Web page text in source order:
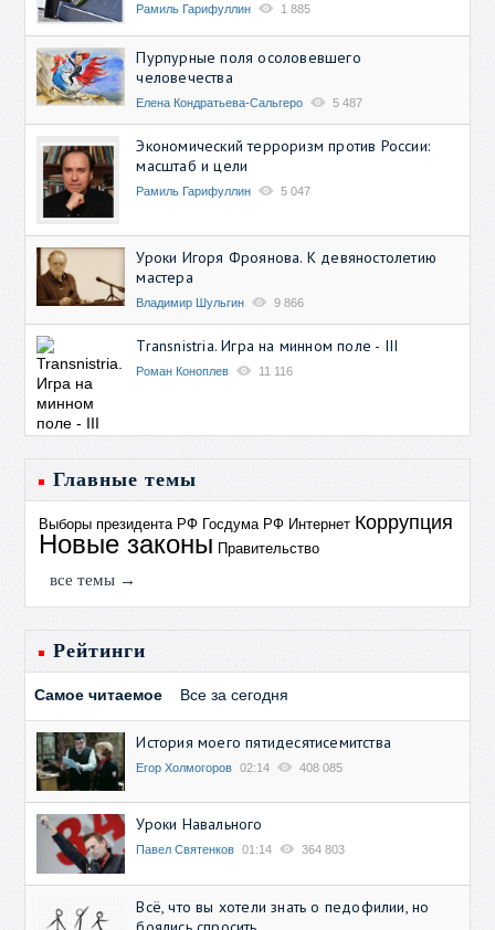
Рамиль Гарифуллин 1 885
Пурпурные поля осоловевшего
человечества
Елена Кондратьева-Сальгеро 5 487
Экономический терроризм против России:
масштаб и цели
Рамиль Гарифуллин 5 047
Уроки Игоря Фроянова. К девяностолетию
мастера
Владимир Шульгин 9 866
Transnistria. Игра на минном поле - III
Роман Коноплев 11 116
Главные темы
Выборы президента РФ Госдума РФ Интернет Коррупция
Новые законы Правительство
все темы →
Рейтинги
Самое читаемое Все за сегодня
История моего пятидесятисемитства
Егор Холмогоров 02:14 408 085
Уроки Навального
Павел Святенков 01:14 364 803
Всё, что вы хотели знать о педофилии, но